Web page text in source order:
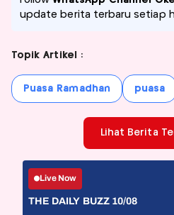
update berita terbaru setiap
Topik Artikel :
Puasa Ramadhan puasa
Lihat Berita
Live Now
THE DAILY BUZZ 10/08